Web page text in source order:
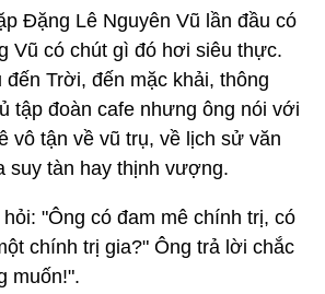
Đặng Lê Nguyên Vũ lần đầu có
Vũ có chút gì đó hơi siêu thực.
đến Trời, đến mặc khải, thông
tập đoàn cafe nhưng ông nói với
vô tận về vũ trụ, về lịch sử văn
suy tàn hay thịnh vượng.
"Ông có đam mê chính trị, có
chính trị gia?" Ông trả lời chắc
muốn!".